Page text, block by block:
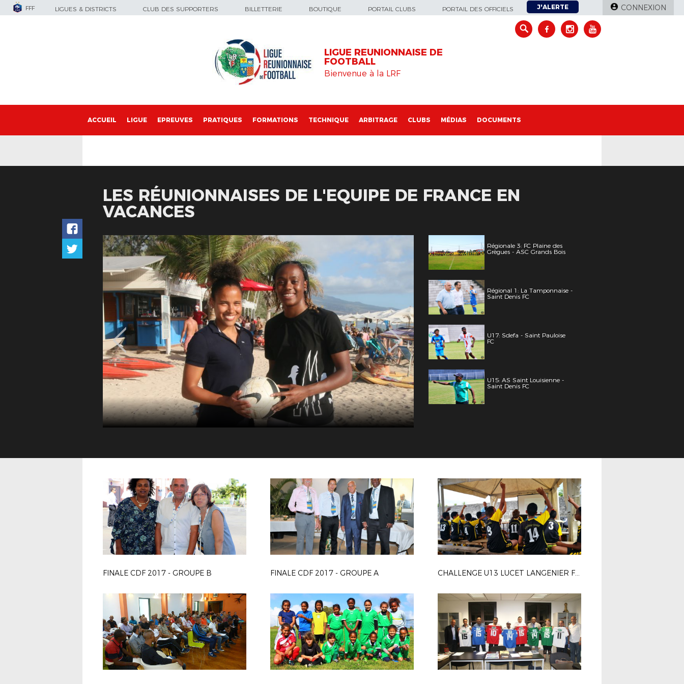
FFF LIGUES & DISTRICTS CLUB DES SUPPORTERS BILLETTERIE BOUTIQUE PORTAIL CLUBS PORTAIL DES OFFICIELS J'ALERTE CONNEXION
LIGUE REUNIONNAISE DE
FOOTBALL
Bienvenue à la LRF
ACCUEIL LIGUE EPREUVES PRATIQUES FORMATIONS TECHNIQUE ARBITRAGE CLUBS MÉDIAS DOCUMENTS
LES RÉUNIONNAISES DE L'EQUIPE DE FRANCE EN
VACANCES
Régionale 3: FC Plaine des
Grègues - ASC Grands Bois
Régional 1: La Tamponnaise -
Saint Denis FC
U17: Sdefa - Saint Pauloise
FC
U15: AS Saint Louisienne -
Saint Denis FC
FINALE CDF 2017 - GROUPE B FINALE CDF 2017 - GROUPE A CHALLENGE U13 LUCET LANGENIER FCBSS